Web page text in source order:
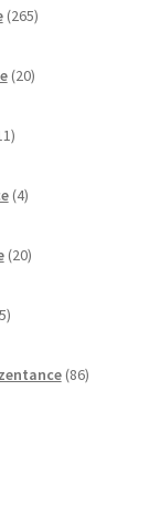
265izdelkov
20izdelkov
izdelkov
4izdelki
20izdelkov
izdelkov
86izdelkov